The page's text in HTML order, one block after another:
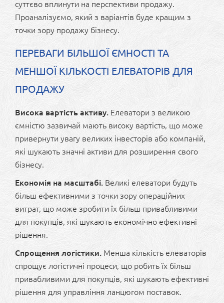
суттєво вплинути на перспективи продажу.
Проаналізуємо, який з варіантів буде кращим з
точки зору продажу бізнесу.
ПЕРЕВАГИ БІЛЬШОЇ ЄМНОСТІ ТА
МЕНШОЇ КІЛЬКОСТІ ЕЛЕВАТОРІВ ДЛЯ
ПРОДАЖУ
Висока вартість активу. Елеватори з великою
ємністю зазвичай мають високу вартість, що може
привернути увагу великих інвесторів або компаній,
які шукають значні активи для розширення свого
бізнесу.
Економія на масштабі. Великі елеватори будуть
більш ефективними з точки зору операційних
витрат, що може зробити їх більш привабливими
для покупців, які шукають економічно ефективні
рішення.
Спрощення логістики. Менша кількість елеваторів
спрощує логістичні процеси, що робить їх більш
привабливими для покупців, які шукають ефективні
рішення для управління ланцюгом поставок.